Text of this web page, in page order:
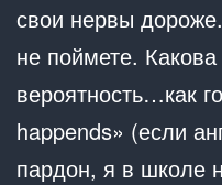
свои нервы
не поймете.
вероятность…как
happends» (если
пардон, я в школе